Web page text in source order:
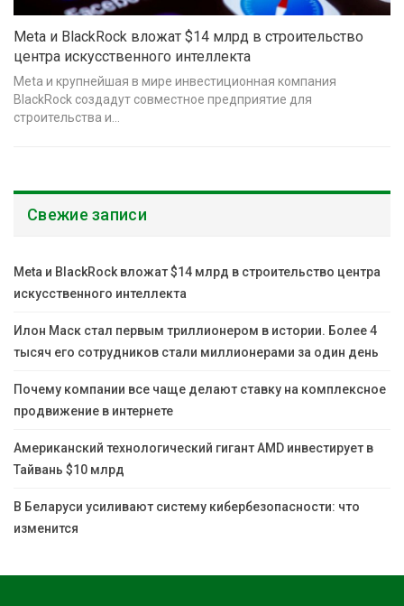
Meta и BlackRock вложат $14 млрд в строительство
центра искусственного интеллекта
Meta и крупнейшая в мире инвестиционная компания
BlackRock создадут совместное предприятие для
строительства и…
Свежие записи
Meta и BlackRock вложат $14 млрд в строительство центра
искусственного интеллекта
Илон Маск стал первым триллионером в истории. Более 4
тысяч его сотрудников стали миллионерами за один день
Почему компании все чаще делают ставку на комплексное
продвижение в интернете
Американский технологический гигант AMD инвестирует в
Тайвань $10 млрд
В Беларуси усиливают систему кибербезопасности: что
изменится